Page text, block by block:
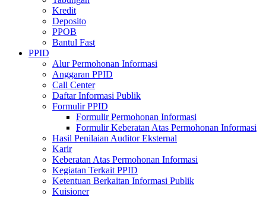
Kredit
Deposito
PPOB
Bantul Fast
PPID
Alur Permohonan Informasi
Anggaran PPID
Call Center
Daftar Informasi Publik
Formulir PPID
Formulir Permohonan Informasi
Formulir Keberatan Atas Permohonan Informasi
Hasil Penilaian Auditor Eksternal
Karir
Keberatan Atas Permohonan Informasi
Kegiatan Terkait PPID
Ketentuan Berkaitan Informasi Publik
Kuisioner